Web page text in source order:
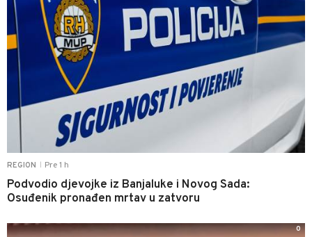
REGION Pre 1 h
Podvodio djevojke iz Banjaluke i Novog Sada:
Osuđenik pronađen mrtav u zatvoru
0